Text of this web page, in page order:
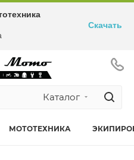
Каталог
МОТОТЕХНИКА
Скачать